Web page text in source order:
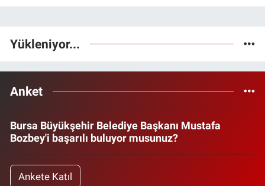
Yükleniyor...
Anket
Bursa Büyükşehir Belediye Başkanı Mustafa
Bozbey'i başarılı buluyor musunuz?
Ankete Katıl